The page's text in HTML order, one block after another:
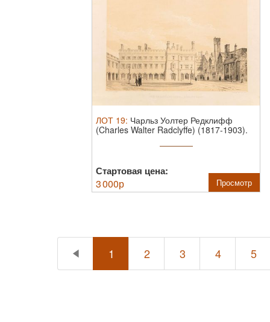
ЛОТ 19: Чарльз Уолтер Редклифф
(Charles Walter Radclyffe) (1817-1903).
Стартовая цена:
3 000р Просмотр
1 2 3 4 5